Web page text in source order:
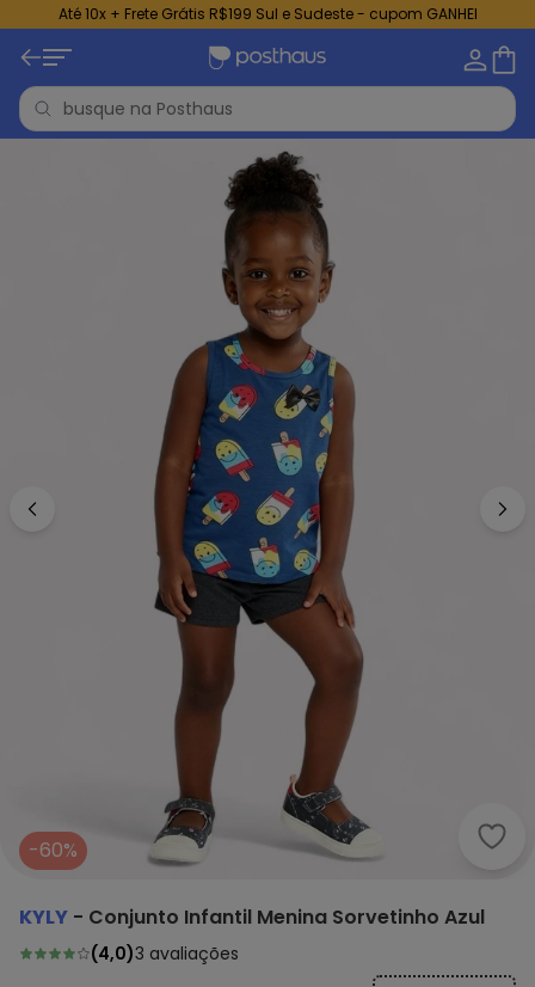
Até 10x + Frete Grátis R$199 Sul e Sudeste - cupom GANHEI
Kyly
-60%
KYLY - Conjunto Infantil Menina Sorvetinho Azul
(4,0)3 avaliações